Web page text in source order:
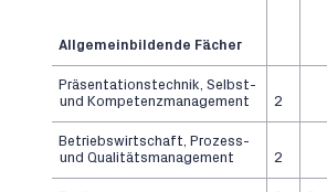
Allgemeinbildende Fächer
Präsentationstechnik, Selbst-
und Kompetenzmanagement
2
Betriebswirtschaft, Prozess-
und Qualitätsmanagement
2